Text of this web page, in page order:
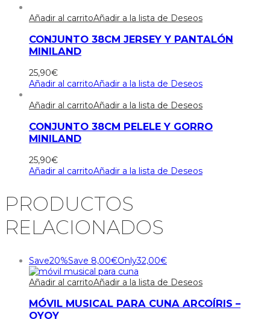
Añadir al carritoAñadir a la lista de Deseos
CONJUNTO 38CM JERSEY Y PANTALÓN
MINILAND
25,90€
Añadir al carritoAñadir a la lista de Deseos
Añadir al carritoAñadir a la lista de Deseos
CONJUNTO 38CM PELELE Y GORRO
MINILAND
25,90€
Añadir al carritoAñadir a la lista de Deseos
PRODUCTOS
RELACIONADOS
Save20%Save 8,00€Only32,00€
Añadir al carritoAñadir a la lista de Deseos
MÓVIL MUSICAL PARA CUNA ARCOÍRIS –
OYOY